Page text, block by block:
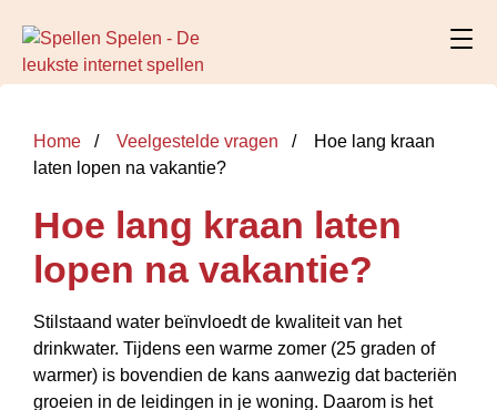
Home Veelgestelde vragen
Hoe lang kraan
laten lopen na vakantie?
Hoe lang kraan laten
lopen na vakantie?
Stilstaand water beïnvloedt de kwaliteit van het
drinkwater. Tijdens een warme zomer (25 graden of
warmer) is bovendien de kans aanwezig dat bacteriën
groeien in de leidingen in je woning. Daarom is het